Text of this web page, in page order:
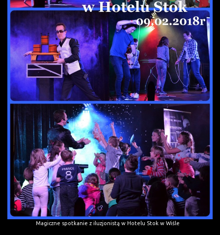
Magiczne spotkanie z iluzjonistą w Hotelu Stok w Wiśle